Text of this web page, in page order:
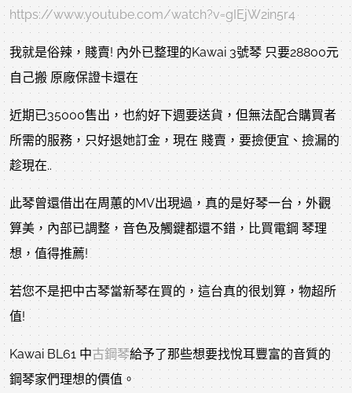
https://www.youtube.com/watch?v=gIEjW2in5r4
我就是俗辣，賤賣! 內外已整理的Kawai 3號琴 只要28800元
自己搬 原廠保證卡還在
近期已35000售出，也約好下週要送貨，但無法配合購買者
所需的服務，只好退她訂金，現在 賤賣，要撿便宜、撿漏的
趁現在..
此琴曾還借出在周蕙的MV出現過，真的是好琴一台，外觀
算美，內部已調整，音色及觸鍵都還不錯，比買電鋼 琴理
想，值得推薦!
若您不是把中古琴當新琴在買的，這台真的很划算，物超所
值!
Kawai BL61 中古鋼琴給予了那些想要找悅耳豐富的音質的
鋼琴家們理想的價值。